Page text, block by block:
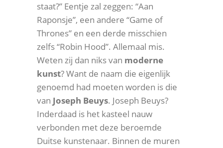
staat?” Eentje zal zeggen: “Aan
Raponsje”, een andere “Game of
Thrones” en een derde misschien
zelfs “Robin Hood”. Allemaal mis.
Weten zij dan niks van moderne
kunst? Want de naam die eigenlijk
genoemd had moeten worden is die
van Joseph Beuys. Joseph Beuys?
Inderdaad is het kasteel nauw
verbonden met deze beroemde
Duitse kunstenaar. Binnen de muren